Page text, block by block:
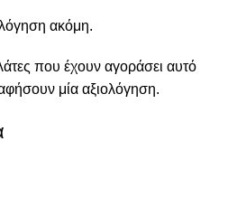
ακόμη.
που έχουν αγοράσει αυτό
μία αξιολόγηση.